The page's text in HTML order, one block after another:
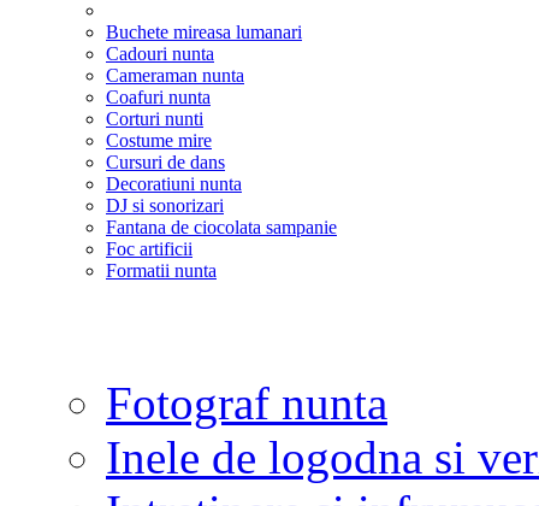
Buchete mireasa lumanari
Cadouri nunta
Cameraman nunta
Coafuri nunta
Corturi nunti
Costume mire
Cursuri de dans
Decoratiuni nunta
DJ si sonorizari
Fantana de ciocolata sampanie
Foc artificii
Formatii nunta
Fotograf nunta
Inele de logodna si